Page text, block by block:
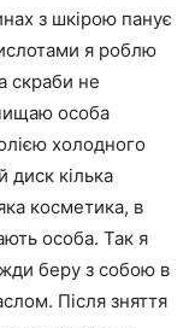
з шкірою панує
я роблю
скраби не
особа
холодного
кілька
косметика, в
особа. Так я
беру з собою в
Після зняття